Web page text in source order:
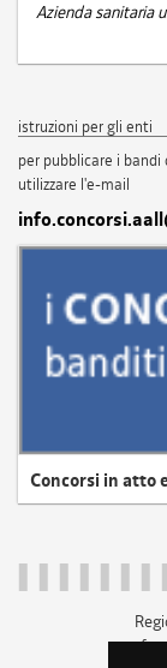
Azienda sanitaria
istruzioni per gli enti
per pubblicare i
utilizzare l'e-mail
Concorsi in atto
c.f.